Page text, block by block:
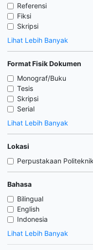
Referensi
Fiksi
Skripsi
Lihat Lebih Banyak
Format Fisik Dokumen
Monograf/Buku
Tesis
Skripsi
Serial
Lihat Lebih Banyak
Lokasi
Perpustakaan
Bahasa
Bilingual
English
Indonesia
Lihat Lebih Banyak